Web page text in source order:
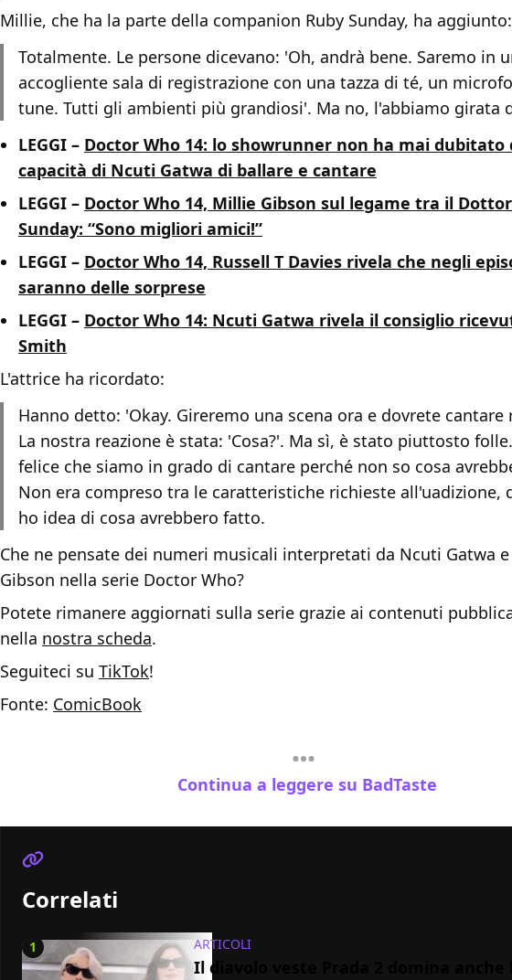
Millie, che ha la parte della companion Ruby Sunday, ha aggiunto:
Totalmente. Le persone dicevano: 'Oh, andrà bene. Saremo in
accogliente sala di registrazione con una tazza di té, un
tune. Tutti gli ambienti più grandiosi'. Ma no, l'abbiamo girata
LEGGI – Doctor Who 14: lo showrunner non ha mai dubitato
capacità di Ncuti Gatwa di ballare e cantare
LEGGI – Doctor Who 14, Millie Gibson sul legame tra il
Sunday: “Sono migliori amici!”
LEGGI – Doctor Who 14, Russell T Davies rivela che negli
saranno delle sorprese
LEGGI – Doctor Who 14: Ncuti Gatwa rivela il consiglio
Smith
L'attrice ha ricordato:
Hanno detto: 'Okay. Gireremo una scena ora e dovrete cantare
La nostra reazione è stata: 'Cosa?'. Ma sì, è stato piuttosto
felice che siamo in grado di cantare perché non so cosa
Non era compreso tra le caratteristiche richieste all'uadizione,
ho idea di cosa avrebbero fatto.
Che ne pensate dei numeri musicali interpretati da Ncuti Gatwa
Gibson nella serie Doctor Who?
Potete rimanere aggiornati sulla serie grazie ai contenuti
nella nostra scheda.
Seguiteci su TikTok!
Fonte: ComicBook
Continua a leggere su BadTaste
Correlati
1 ARTICOLI
Il diavolo veste Prada 2 domina anche